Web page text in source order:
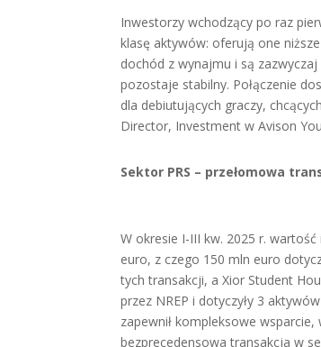
Inwestorzy wchodzący po raz
klasę aktywów: oferują one
dochód z wynajmu i są
pozostaje stabilny. Połączenie
dla debiutujących graczy,
Director, Investment w Avison
Sektor PRS – przełomowa
W okresie I-III kw. 2025 r.
euro, z czego 150 mln euro
tych transakcji, a Xior Student
przez NREP i dotyczyły 3
zapewnił kompleksowe
bezprecedensowa transakcja w